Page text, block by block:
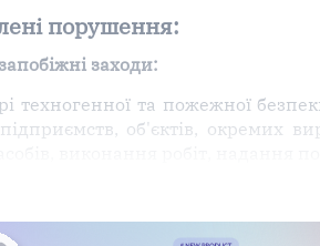
порушення:
заходи:
техногенної та пожежної
об'єктів, окремих